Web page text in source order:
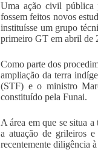
Uma ação civil pública
fossem feitos novos
instituísse um grupo
primeiro GT em abril de
Como parte dos
ampliação da terra
(STF) e o ministro
constituído pela Funai.
A área em que se situa
a atuação de grileiros
recentemente diligência